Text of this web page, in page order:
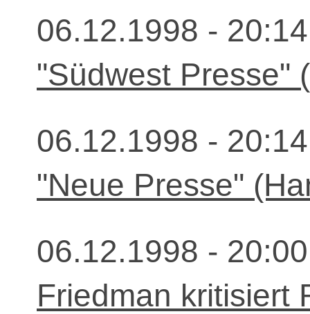
06.12.1998 -
"Südwest Presse"
06.12.1998 -
"Neue Presse"
06.12.1998 -
Friedman kritisiert